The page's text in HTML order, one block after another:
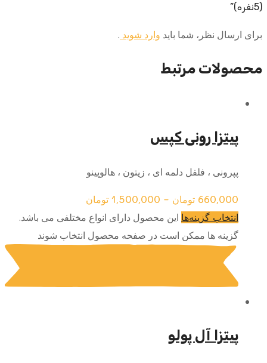
(5نفره)”
برای ارسال نظر، شما باید وارد شوید .
محصولات مرتبط
پیتزا رونی کپس
پپرونی ، فلفل دلمه ای ، زیتون ، هالوپینو
660,000 تومان –
1,500,000 تومان
انتخاب گزینه‌ها این محصول دارای انواع مختلفی می باشد.
گزینه ها ممکن است در صفحه محصول انتخاب شوند
پیتزا آل پولو